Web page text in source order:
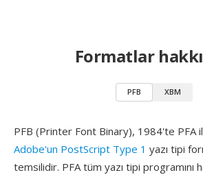
Formatlar
PFB XBM
PFB (Printer Font Binary), 1984'te PFA
Adobe'un PostScript Type 1 yazı tipi
temsilidir. PFA tüm yazı tipi programını